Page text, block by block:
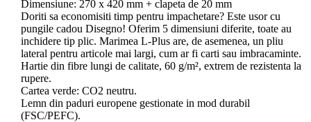
Dimensiune: 270 x 420 mm + clapeta de 20 mm
Doriti sa economisiti timp pentru impachetare? Este usor cu
pungile cadou Disegno! Oferim 5 dimensiuni diferite, toate au
inchidere tip plic. Marimea L-Plus are, de asemenea, un pliu
lateral pentru articole mai largi, cum ar fi carti sau imbracaminte.
Hartie din fibre lungi de calitate, 60 g/m², extrem de rezistenta la
rupere.
Cartea verde: CO2 neutru.
Lemn din paduri europene gestionate in mod durabil
(FSC/PEFC).